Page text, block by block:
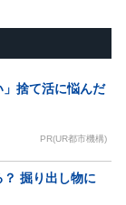
」捨て活に悩んだ
PR(UR都市機構)
掘り出し物に